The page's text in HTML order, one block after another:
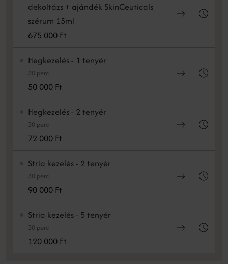
dekoltázs + ajándék SkinCeuticals
szérum 15ml
675 000 Ft
Hegkezelés - 1 tenyér
30 perc
50 000 Ft
Hegkezelés - 2 tenyér
30 perc
72 000 Ft
Stria kezelés - 2 tenyér
30 perc
90 000 Ft
Stria kezelés - 5 tenyér
30 perc
120 000 Ft